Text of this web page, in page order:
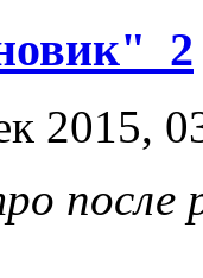
2015,
после